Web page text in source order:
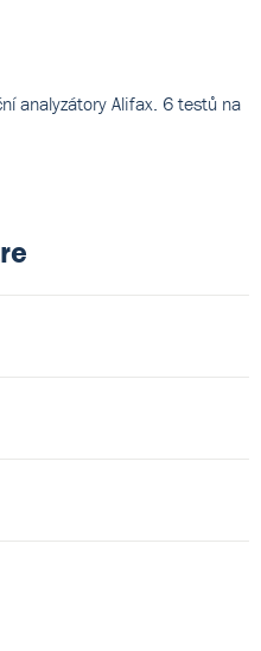
analyzátory Alifax. 6 testů na